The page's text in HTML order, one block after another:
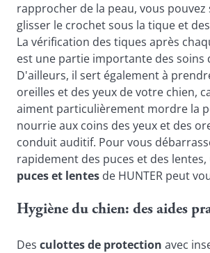
rapprocher de la peau, vous
glisser le crochet sous la tique et
La vérification des tiques après
est une partie importante des soins
D'ailleurs, il sert également à
oreilles et des yeux de votre chien,
aiment particulièrement mordre la
nourrie aux coins des yeux et des
conduit auditif. Pour vous
rapidement des puces et des lentes,
puces et lentes de HUNTER peut
Hygiène du chien: des aides
Des culottes de protection avec